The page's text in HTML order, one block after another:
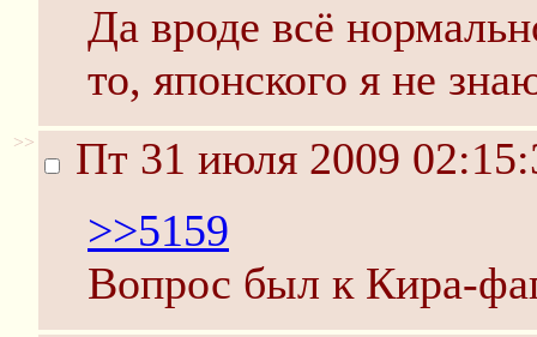
Да вроде всё
то, японского я не
>>
Пт 31 июля 2009
>>5159
Вопрос был к Кира-